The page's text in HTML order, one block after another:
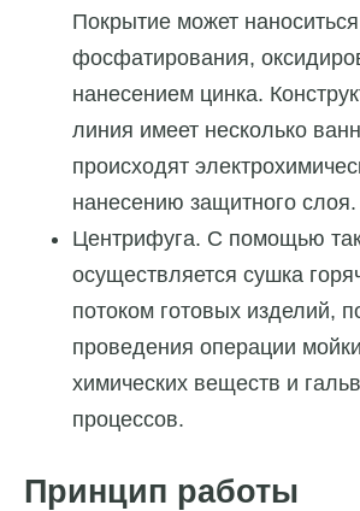
Покрытие может
фосфатирования,
нанесением цинка.
линия имеет несколько
происходят
нанесению защитного слоя.
Центрифуга. С помощью
осуществляется сушка
потоком готовых изделий,
проведения операции
химических веществ и
процессов.
Принцип работы